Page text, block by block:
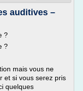
auditives –
?
?
mais vous ne
et si vous serez pris
quelques